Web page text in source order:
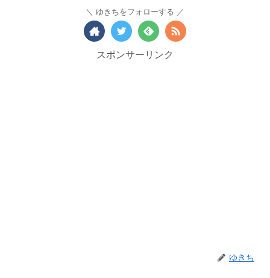
ゆきちをフォローする
スポンサーリンク
ゆきち